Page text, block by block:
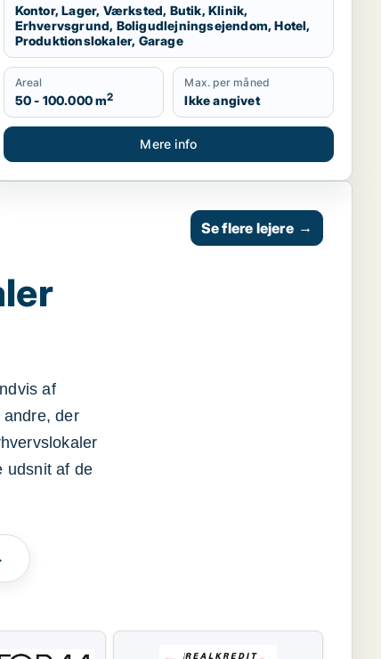
Kontor, Lager, Værksted, Butik, Klinik,
Erhvervsgrund, Boligudlejningsejendom, Hotel,
Produktionslokaler, Garage
Areal
50 - 100.000 m2
Max. per måned
Ikke angivet
Mere info
af
der
udsnit af de
Se flere lejere →